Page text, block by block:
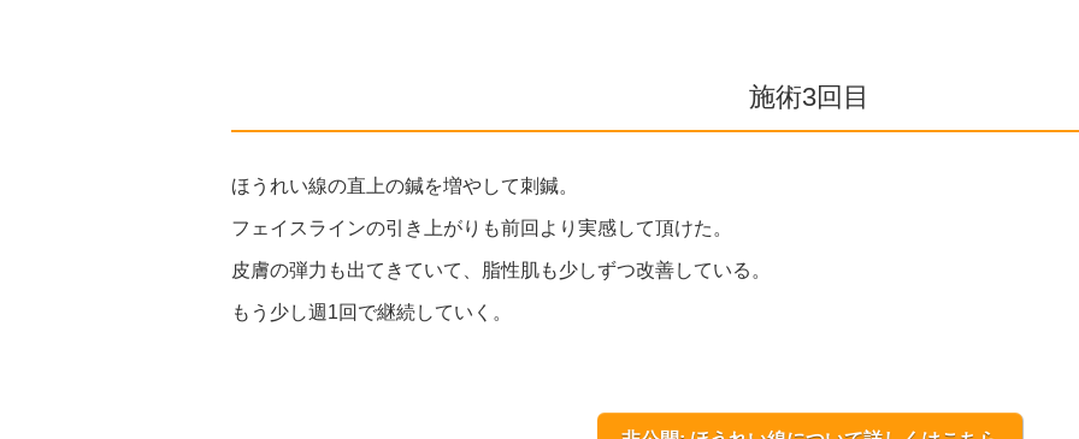
施術3回目
ほうれい線の直上の鍼を増やして刺鍼。
フェイスラインの引き上がりも前回より実感して頂けた。
皮膚の弾力も出てきていて、脂性肌も少しずつ改善している。
もう少し週1回で継続していく。